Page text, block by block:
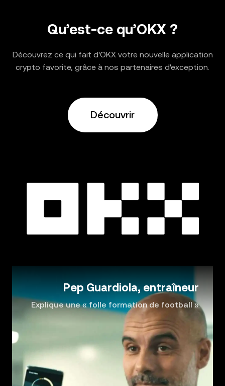
Qu’est-ce qu’OKX ?
Découvrez ce qui fait d'OKX votre nouvelle application
crypto favorite, grâce à nos partenaires d'exception.
Découvrir
Pep Guardiola, entraîneur
Explique une « folle formation de football »